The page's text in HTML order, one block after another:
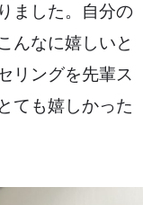
ました。自分の
んなに嬉しいと
リングを先輩ス
ても嬉しかった